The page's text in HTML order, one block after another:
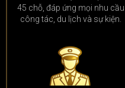
45 chỗ, đáp ứng mọi nhu cầu
công tác, du lịch và sự kiện.